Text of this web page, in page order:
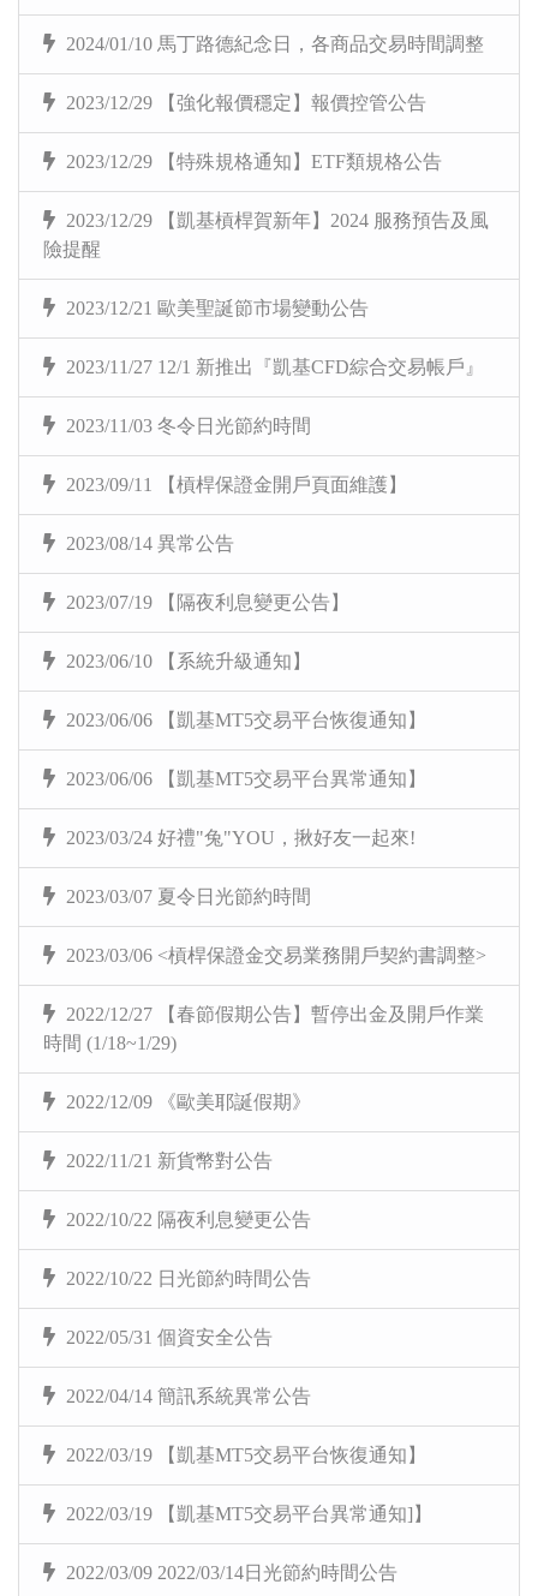
2024/01/10 馬丁路德紀念日，各商品交易時間調整
2023/12/29 【強化報價穩定】報價控管公告
2023/12/29 【特殊規格通知】ETF類規格公告
2023/12/29 【凱基槓桿賀新年】2024 服務預告及風
險提醒
2023/12/21 歐美聖誕節市場變動公告
2023/11/27 12/1 新推出『凱基CFD綜合交易帳戶』
2023/11/03 冬令日光節約時間
2023/09/11 【槓桿保證金開戶頁面維護】
2023/08/14 異常公告
2023/07/19 【隔夜利息變更公告】
2023/06/10 【系統升級通知】
2023/06/06 【凱基MT5交易平台恢復通知】
2023/06/06 【凱基MT5交易平台異常通知】
2023/03/24 好禮"兔"YOU，揪好友一起來!
2023/03/07 夏令日光節約時間
2023/03/06 <槓桿保證金交易業務開戶契約書調整>
2022/12/27 【春節假期公告】暫停出金及開戶作業
時間 (1/18~1/29)
2022/12/09 《歐美耶誕假期》
2022/11/21 新貨幣對公告
2022/10/22 隔夜利息變更公告
2022/10/22 日光節約時間公告
2022/05/31 個資安全公告
2022/04/14 簡訊系統異常公告
2022/03/19 【凱基MT5交易平台恢復通知】
2022/03/19 【凱基MT5交易平台異常通知]】
2022/03/09 2022/03/14日光節約時間公告